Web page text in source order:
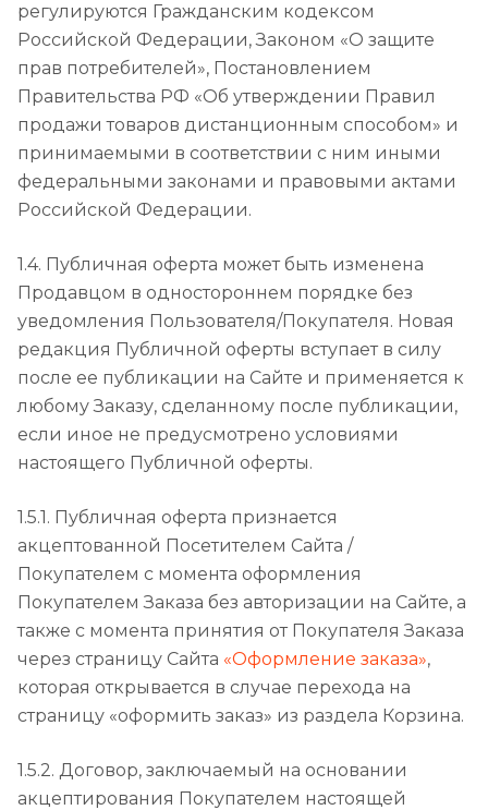
регулируются Гражданским кодексом
Российской Федерации, Законом «О защите
прав потребителей», Постановлением
Правительства РФ «Об утверждении Правил
продажи товаров дистанционным способом» и
принимаемыми в соответствии с ним иными
федеральными законами и правовыми актами
Российской Федерации.
1.4. Публичная оферта может быть изменена
Продавцом в одностороннем порядке без
уведомления Пользователя/Покупателя. Новая
редакция Публичной оферты вступает в силу
после ее публикации на Сайте и применяется к
любому Заказу, сделанному после публикации,
если иное не предусмотрено условиями
настоящего Публичной оферты.
1.5.1. Публичная оферта признается
акцептованной Посетителем Сайта /
Покупателем с момента оформления
Покупателем Заказа без авторизации на Сайте, а
также с момента принятия от Покупателя Заказа
через страницу Сайта «Оформление заказа»,
которая открывается в случае перехода на
страницу «оформить заказ» из раздела Корзина.
1.5.2. Договор, заключаемый на основании
акцептирования Покупателем настоящей